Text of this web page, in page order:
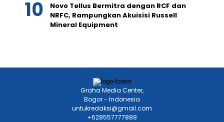
Novo Tellus Bermitra dengan RCF dan
NRFC, Rampungkan Akuisisi Russell
Mineral Equipment
Graha Media Center,
Bogor - Indonesia
untukredaksi@gmail.com
+628557777888